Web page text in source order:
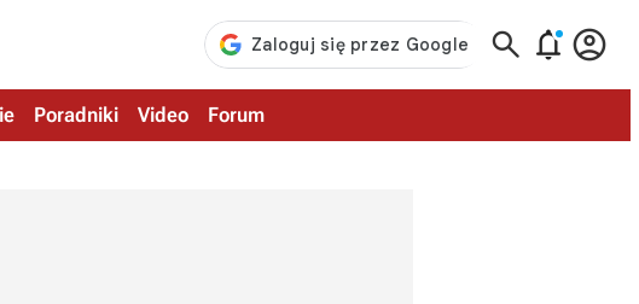
  
Poradniki Video Forum